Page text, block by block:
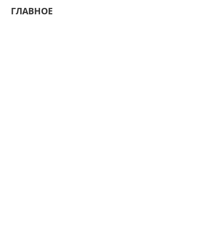
ГЛАВНОЕ